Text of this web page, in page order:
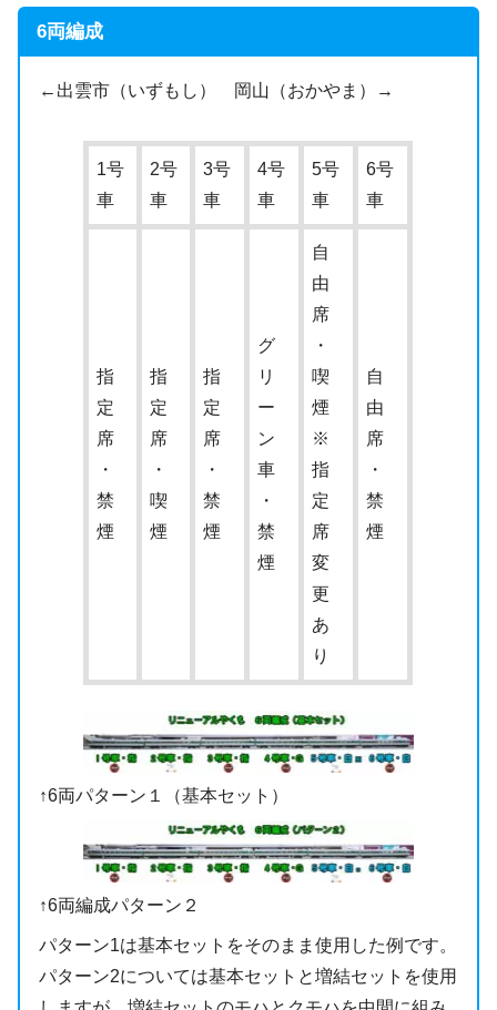
6両編成
←出雲市（いずもし） 岡山（おかやま）→
1号
車
2号
車
3号
車
4号
車
5号
車
6号
車
指
定
席
・
禁
煙
指
定
席
・
喫
煙
指
定
席
・
禁
煙
グ
リ
ー
ン
車
・
禁
煙
自
由
席
・
喫
煙
※
指
定
席
変
更
あ
り
自
由
席
・
禁
煙
↑6両パターン１（基本セット）
↑6両編成パターン２
パターン1は基本セットをそのまま使用した例です。
パターン2については基本セットと増結セットを使用